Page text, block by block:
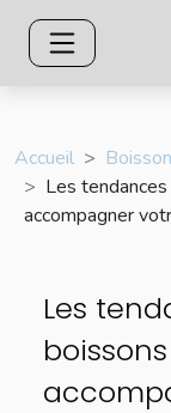
Accueil
Boisson
Les
accompagner
Les